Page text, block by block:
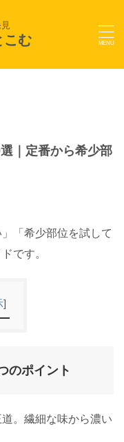
こむ
｜定番から希少部
「希少部位を試して
です。
]
のポイント
。繊細な味から濃い